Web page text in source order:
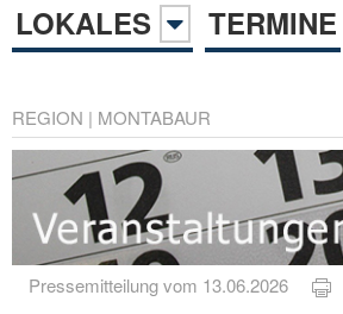
LOKALES
TERMINE
REGION | MONTABAUR
Pressemitteilung vom 13.06.2026